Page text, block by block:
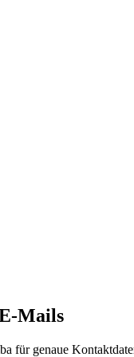
Mails
für genaue